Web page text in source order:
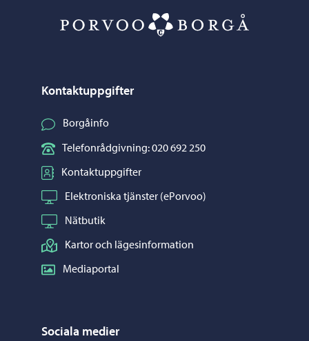
Kontaktuppgifter
Borgåinfo
Telefonrådgivning: 020 692 250
Kontaktuppgifter
Elektroniska tjänster (ePorvoo)
Nätbutik
Kartor och lägesinformation
Mediaportal
Sociala medier